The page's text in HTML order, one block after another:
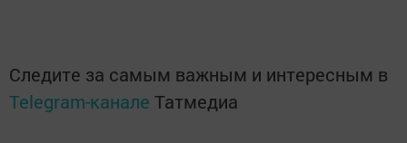
Следите за самым важным и интересным в
Telegram-канале Татмедиа